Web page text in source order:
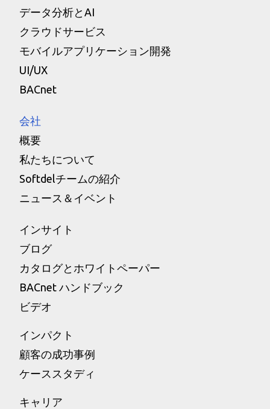
データ分析とAI
クラウドサービス
モバイルアプリケーション開発
UI/UX
BACnet
会社
概要
私たちについて
Softdelチームの紹介
ニュース＆イベント
インサイト
ブログ
カタログとホワイトペーパー
BACnet ハンドブック
ビデオ
インパクト
顧客の成功事例
ケーススタディ
キャリア